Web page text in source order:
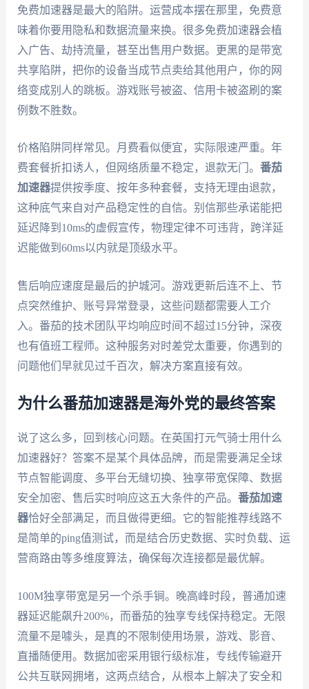
免费加速器是最大的陷阱。运营成本摆在那里，免费意
味着你要用隐私和数据流量来换。很多免费加速器会植
入广告、劫持流量，甚至出售用户数据。更黑的是带宽
共享陷阱，把你的设备当成节点卖给其他用户，你的网
络变成别人的跳板。游戏账号被盗、信用卡被盗刷的案
例数不胜数。
价格陷阱同样常见。月费看似便宜，实际限速严重。年
费套餐折扣诱人，但网络质量不稳定，退款无门。 番茄
加速器提供按季度、按年多种套餐，支持无理由退款，
这种底气来自对产品稳定性的自信。别信那些承诺能把
延迟降到10ms的虚假宣传，物理定律不可违背，跨洋延
迟能做到60ms以内就是顶级水平。
售后响应速度是最后的护城河。游戏更新后连不上、节
点突然维护、账号异常登录，这些问题都需要人工介
入。番茄的技术团队平均响应时间不超过15分钟，深夜
也有值班工程师。这种服务对时差党太重要，你遇到的
问题他们早就见过千百次，解决方案直接有效。
为什么番茄加速器是海外党的最终答案
说了这么多，回到核心问题。在英国打元气骑士用什么
加速器好？答案不是某个具体品牌，而是需要满足全球
节点智能调度、多平台无缝切换、独享带宽保障、数据
安全加密、售后实时响应这五大条件的产品。 番茄加速
器恰好全部满足，而且做得更细。它的智能推荐线路不
是简单的ping值测试，而是结合历史数据、实时负载、运
营商路由等多维度算法，确保每次连接都是最优解。
100M独享带宽是另一个杀手锏。晚高峰时段，普通加速
器延迟能飙升200%，而番茄的独享专线保持稳定。无限
流量不是噱头，是真的不限制使用场景，游戏、影音、
直播随便用。数据加密采用银行级标准，专线传输避开
公共互联网拥堵，这两点结合，从根本上解决了安全和